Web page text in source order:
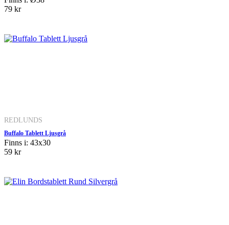
79 kr
REDLUNDS
Buffalo Tablett Ljusgrå
Finns i: 43x30
59 kr